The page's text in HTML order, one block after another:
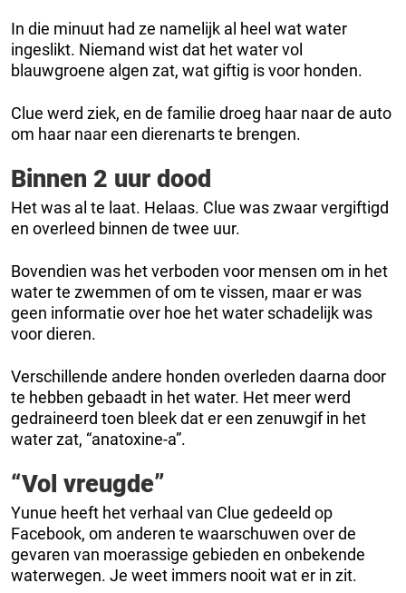
In die minuut had ze namelijk al heel wat water
ingeslikt. Niemand wist dat het water vol
blauwgroene algen zat, wat giftig is voor honden.
Clue werd ziek, en de familie droeg haar naar de auto
om haar naar een dierenarts te brengen.
Binnen 2 uur dood
Het was al te laat. Helaas. Clue was zwaar vergiftigd
en overleed binnen de twee uur.
Bovendien was het verboden voor mensen om in het
water te zwemmen of om te vissen, maar er was
geen informatie over hoe het water schadelijk was
voor dieren.
Verschillende andere honden overleden daarna door
te hebben gebaadt in het water. Het meer werd
gedraineerd toen bleek dat er een zenuwgif in het
water zat, “anatoxine-a”.
“Vol vreugde”
Yunue heeft het verhaal van Clue gedeeld op
Facebook, om anderen te waarschuwen over de
gevaren van moerassige gebieden en onbekende
waterwegen. Je weet immers nooit wat er in zit.